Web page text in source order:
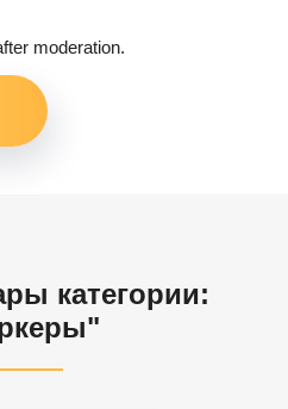
moderation.
категории: